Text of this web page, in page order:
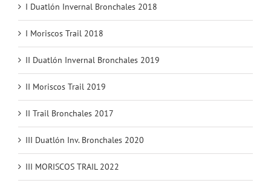
I Duatlón Invernal Bronchales 2018
I Moriscos Trail 2018
II Duatlón Invernal Bronchales 2019
II Moriscos Trail 2019
II Trail Bronchales 2017
III Duatlón Inv. Bronchales 2020
III MORISCOS TRAIL 2022